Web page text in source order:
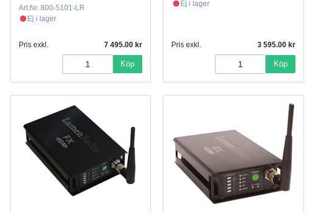
Art.Nr. 800-5101-LR
Ej i lager
Pris exkl. 7 495.00
Köp
Ej i lager
Pris exkl. 3 595.00
Köp